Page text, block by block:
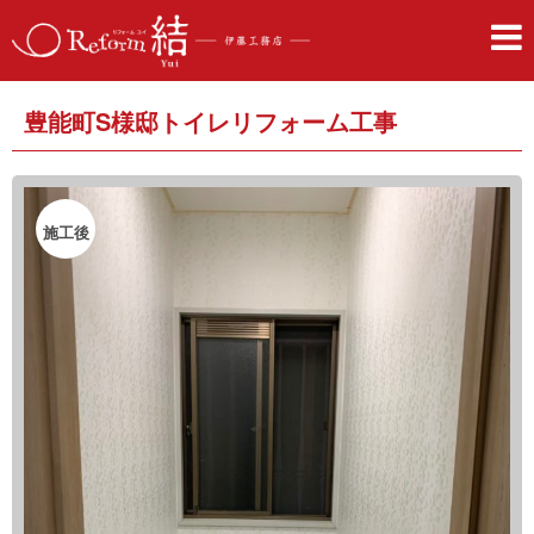
豊能町S様邸トイレリフォーム工事
施工後